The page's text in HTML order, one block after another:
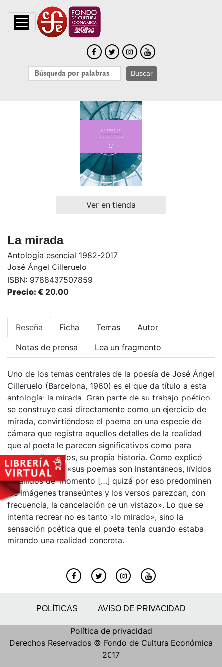
Buscar
Ver en tienda
La mirada
Antología esencial 1982-2017
José Ángel Cilleruelo
ISBN: 9788437507859
Precio: € 20.00
Reseña Ficha Temas Autor
Notas de prensa Lea un fragmento
Uno de los temas centrales de la poesía de José Ángel
Cilleruelo (Barcelona, 1960) es el que da título a esta
antología: la mirada. Gran parte de su trabajo poético
se construye casi directamente como un ejercicio de
mirada, convirtiéndose el poema en una especie de
cámara que registra aquellos detalles de la realidad
que al poeta le parecen significativos como para
contar, ellos solos, su propia historia. Como explicó
Eduardo Moga, «sus poemas son instantáneos, lívidos
estallidos del momento […] quizá por eso predominen
las imágenes transeúntes y los versos parezcan, con
frecuencia, la cancelación de un vistazo». Lo que se
intenta recrear no es tanto «lo mirado», sino la
sensación poética que el poeta tenía cuando estaba
mirando una realidad concreta.
POLÍTICAS AVISO DE PRIVACIDAD
Política de privacidad
Derechos Reservados © Fondo de Cultura Económica
2017